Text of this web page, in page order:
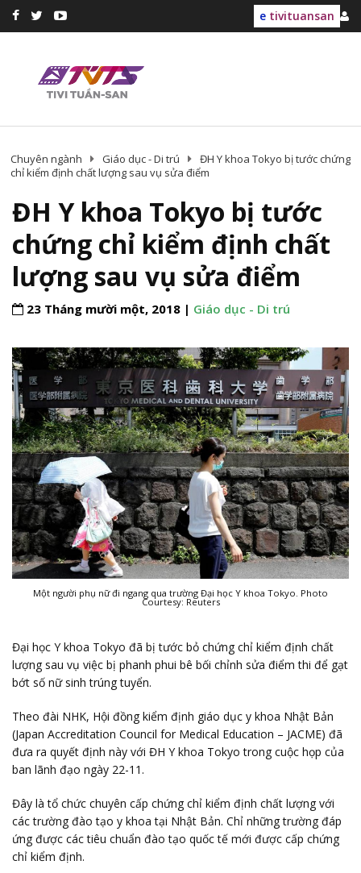
e tivituansan
Chuyên ngành Giáo dục - Di trú
ĐH Y khoa Tokyo bị tước chứng
chỉ kiểm định chất lượng sau vụ sửa điểm
ĐH Y khoa Tokyo bị tước
chứng chỉ kiểm định chất
lượng sau vụ sửa điểm
23 Tháng mười một, 2018 | Giáo dục - Di trú
Một người phụ nữ đi ngang qua trường Đại học Y khoa Tokyo. Photo
Courtesy: Reuters
Đại học Y khoa Tokyo đã bị tước bỏ chứng chỉ kiểm định chất
lượng sau vụ việc bị phanh phui bê bối chỉnh sửa điểm thi để gạt
bớt số nữ sinh trúng tuyển.
Theo đài NHK, Hội đồng kiểm định giáo dục y khoa Nhật Bản
(Japan Accreditation Council for Medical Education – JACME) đã
đưa ra quyết định này với ĐH Y khoa Tokyo trong cuộc họp của
ban lãnh đạo ngày 22-11.
Đây là tổ chức chuyên cấp chứng chỉ kiểm định chất lượng với
các trường đào tạo y khoa tại Nhật Bản. Chỉ những trường đáp
ứng được các tiêu chuẩn đào tạo quốc tế mới được cấp chứng
chỉ kiểm định.